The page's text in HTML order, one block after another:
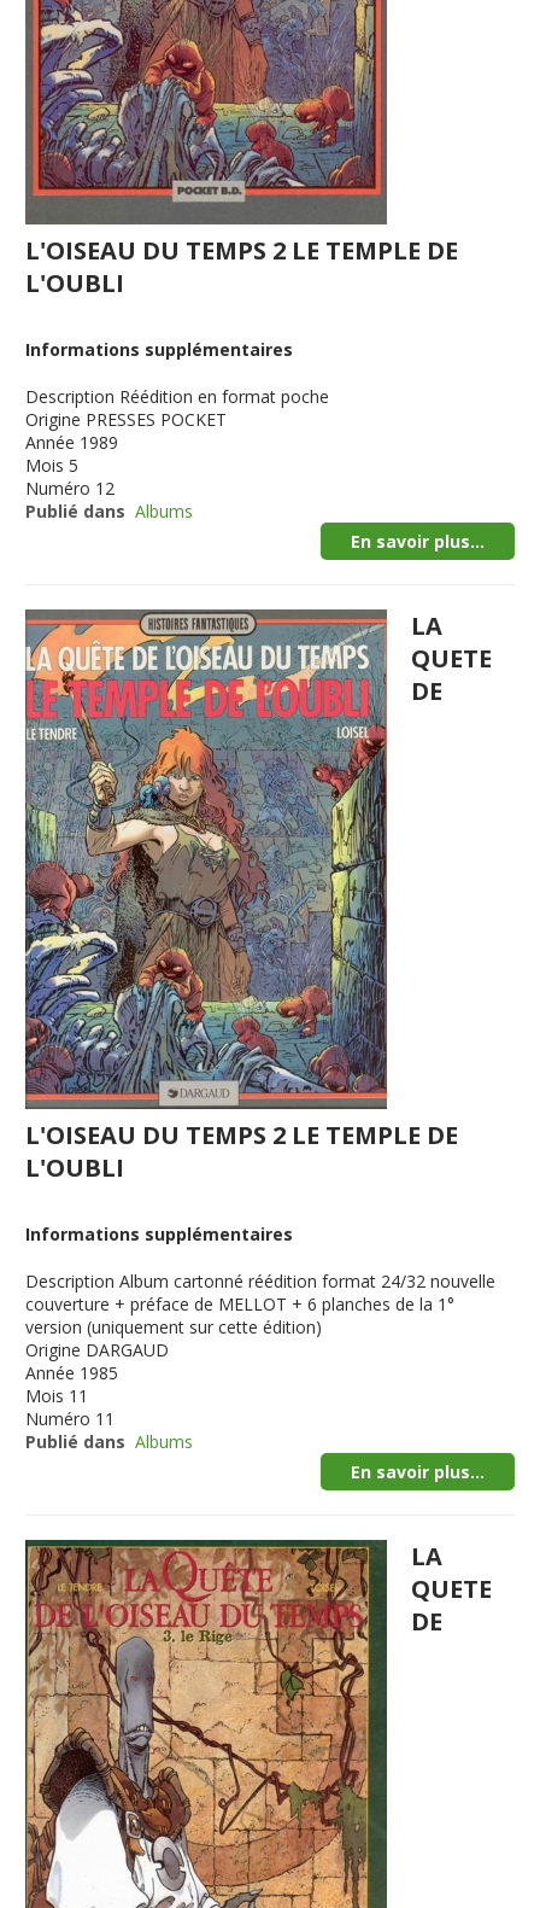
L'OISEAU DU TEMPS 2 LE TEMPLE DE
L'OUBLI
Informations supplémentaires
Description Réédition en format poche
Origine PRESSES POCKET
Année 1989
Mois 5
Numéro 12
Publié dans Albums
En savoir plus...
LA
QUETE
DE
L'OISEAU DU TEMPS 2 LE TEMPLE DE
L'OUBLI
Informations supplémentaires
Description Album cartonné réédition format 24/32 nouvelle
couverture + préface de MELLOT + 6 planches de la 1°
version (uniquement sur cette édition)
Origine DARGAUD
Année 1985
Mois 11
Numéro 11
Publié dans Albums
En savoir plus...
LA
QUETE
DE